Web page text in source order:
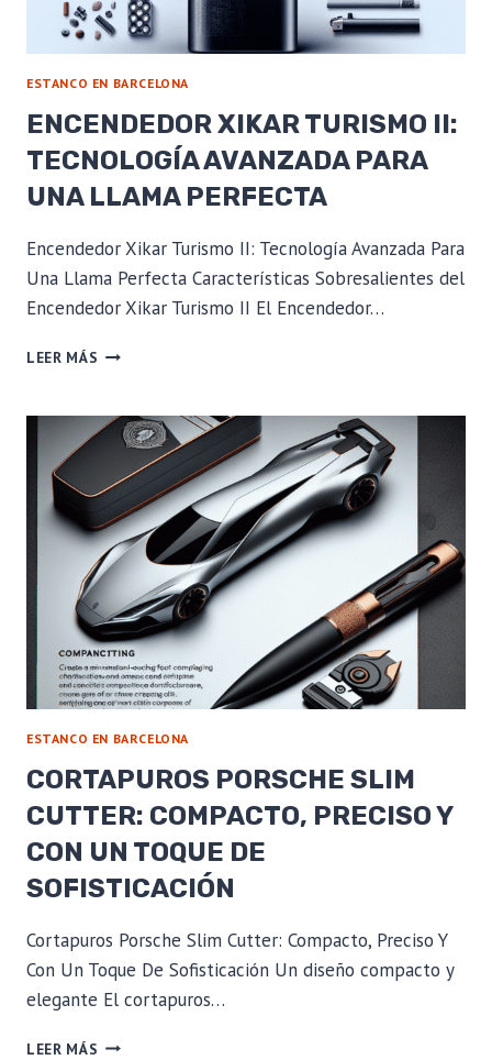
ESTANCO EN BARCELONA
ENCENDEDOR XIKAR TURISMO II:
TECNOLOGÍA AVANZADA PARA
UNA LLAMA PERFECTA
Encendedor Xikar Turismo II: Tecnología Avanzada Para
Una Llama Perfecta Características Sobresalientes del
Encendedor Xikar Turismo II El Encendedor…
LEER MÁS ENCENDEDOR
II:
TECNOLOGÍA
AVANZADA
PARA
UNA
LLAMA
PERFECTA
ESTANCO EN BARCELONA
CORTAPUROS PORSCHE SLIM
CUTTER: COMPACTO, PRECISO Y
CON UN TOQUE DE
SOFISTICACIÓN
Cortapuros Porsche Slim Cutter: Compacto, Preciso Y
Con Un Toque De Sofisticación Un diseño compacto y
elegante El cortapuros…
LEER MÁS CORTAPUROS